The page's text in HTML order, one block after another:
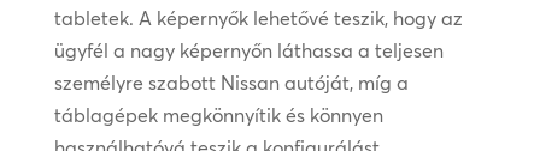
tabletek. A képernyők lehetővé teszik, hogy az
ügyfél a nagy képernyőn láthassa a teljesen
személyre szabott Nissan autóját, míg a
táblagépek megkönnyítik és könnyen